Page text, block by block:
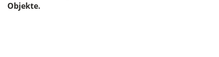
Objekte.